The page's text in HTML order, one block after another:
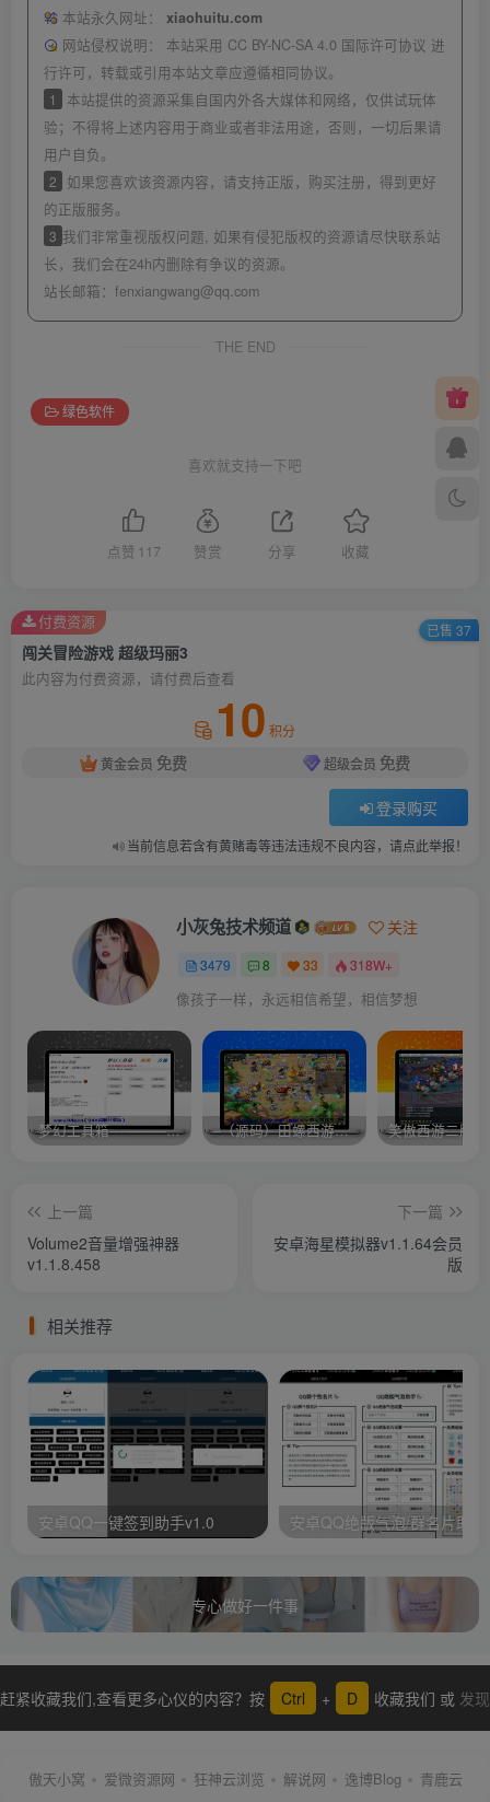
本站永久网址：
xiaohuitu.com
网站侵权说明：
本站采用 CC BY-NC-SA 4.0 国际许可协议 进
行许可，转载或引用本站文章应遵循相同协议。
1
本站提供的资源采集自国内外各大媒体和网络，仅供试玩体
验；不得将上述内容用于商业或者非法用途，否则，一切后果请
用户自负。
2
如果您喜欢该资源内容，请支持正版，购买注册，得到更好
的正版服务。
3 我们非常重视版权问题, 如果有侵犯版权的资源请尽快联系站
长，我们会在24h内删除有争议的资源。
站长邮箱： fenxiangwang@qq.com
THE END
绿色软件
喜欢就支持一下吧
点赞 117 赞赏 分享 收藏
闯关冒险游戏 超级玛丽3
此内容为付费资源，请付费后查看
10 积分
黄金会员 免费 超级会员 免费
登录购买
当前信息若含有黄赌毒等违法违规不良内容，请点此举报！
付费资源 已售 37
小灰兔技术频道 关注
3479 8 33 318W+
像孩子一样，永远相信希望，相信梦想
梦幻工具箱————-免费 –（源码）田螺西游9.0 假人摆摊18门派飞升渡劫化圣助战最新BB谛听…. 笑傲西游二版-
上一篇
Volume2音量增强神器
v1.1.8.458
下一篇
安卓海星模拟器v1.1.64会员
版
相关推荐
安卓QQ一键签到助手v1.0 安卓QQ绝版气泡/群名片助手
专心做好一件事
赶紧收藏我们,查看更多心仪的内容？按 Ctrl + D 收藏我们 或 发现
傲天小窝 爱微资源网 狂神云浏览 解说网 逸博Blog 青鹿云